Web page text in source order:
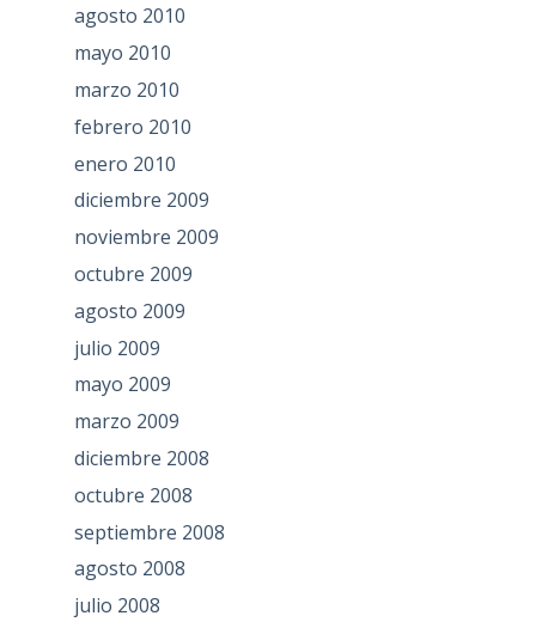
agosto 2010
mayo 2010
marzo 2010
febrero 2010
enero 2010
diciembre 2009
noviembre 2009
octubre 2009
agosto 2009
julio 2009
mayo 2009
marzo 2009
diciembre 2008
octubre 2008
septiembre 2008
agosto 2008
julio 2008